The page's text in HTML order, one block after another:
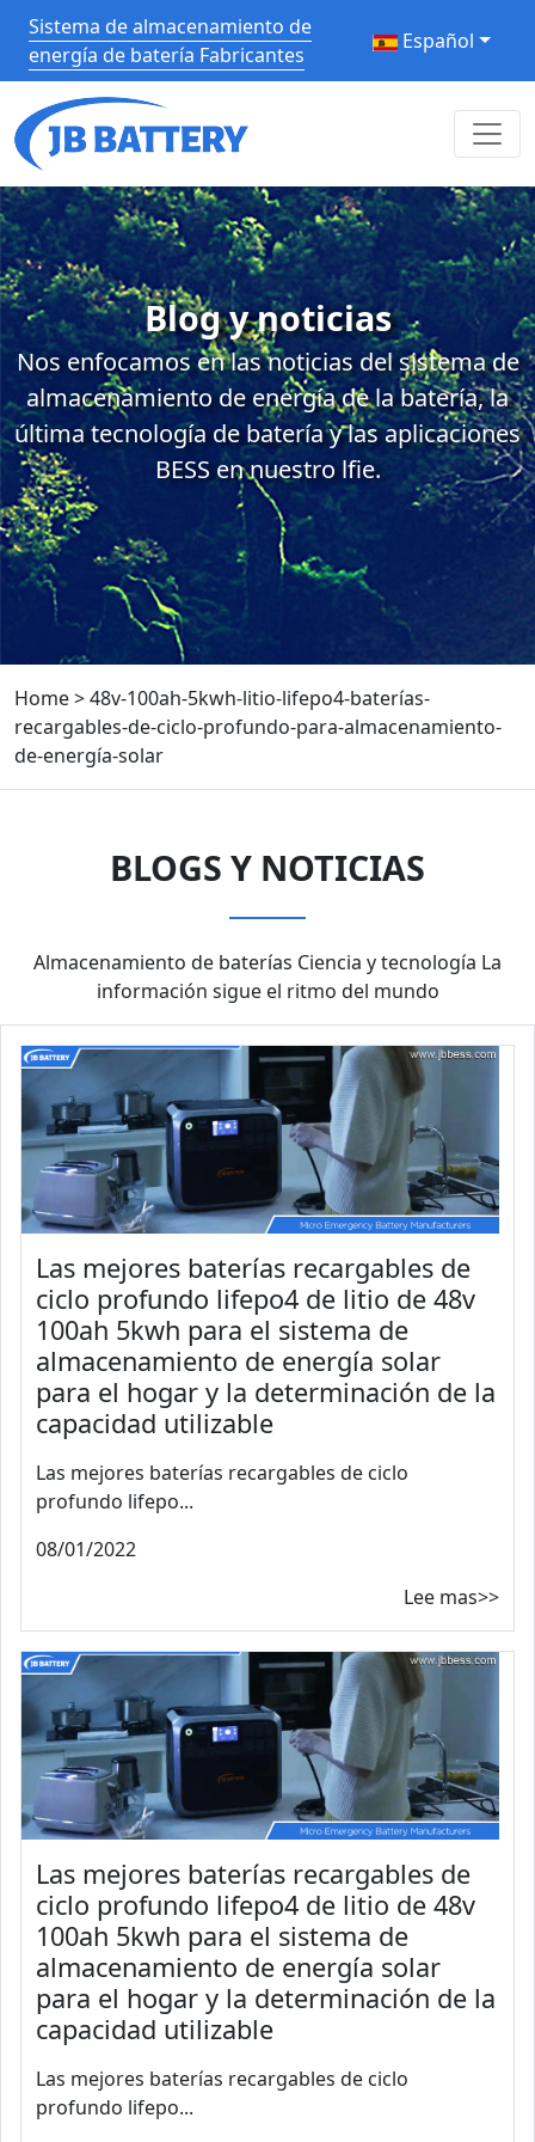
Sistema de almacenamiento de
energía de batería Fabricantes
Español
Blog y noticias
Nos enfocamos en las noticias del sistema de
almacenamiento de energía de la batería, la
última tecnología de batería y las aplicaciones
BESS en nuestro lfie.
Home>48v-100ah-5kwh-litio-lifepo4-baterías-
recargables-de-ciclo-profundo-para-almacenamiento-
de-energía-solar
BLOGS Y NOTICIAS
Almacenamiento de baterías Ciencia y tecnología La
información sigue el ritmo del mundo
Las mejores baterías recargables de
ciclo profundo lifepo4 de litio de 48v
100ah 5kwh para el sistema de
almacenamiento de energía solar
para el hogar y la determinación de la
capacidad utilizable
Las mejores baterías recargables de ciclo
profundo lifepo...
08/01/2022
Lee mas>>
Las mejores baterías recargables de
ciclo profundo lifepo4 de litio de 48v
100ah 5kwh para el sistema de
almacenamiento de energía solar
para el hogar y la determinación de la
capacidad utilizable
Las mejores baterías recargables de ciclo
profundo lifepo...